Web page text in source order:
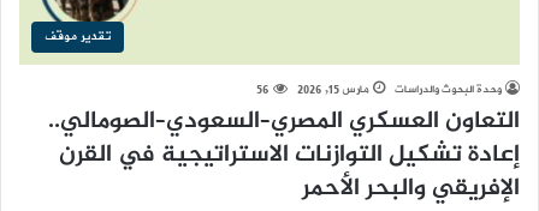
تقدير موقف
وحدة البحوث والدراسات مارس 15, 2026 56
التعاون العسكري المصري–السعودي–الصومالي..
إعادة تشكيل التوازنات الاستراتيجية في القرن
الإفريقي والبحر الأحمر